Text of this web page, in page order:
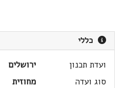
כללי
ועדת תכנון
ירושלים
סוג ועדה
מחוזית